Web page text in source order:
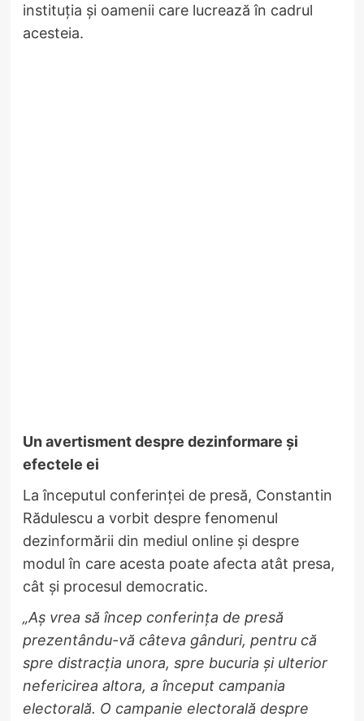
instituția și oamenii care lucrează în cadrul
acesteia.
Un avertisment despre dezinformare și
efectele ei
La începutul conferinței de presă, Constantin
Rădulescu a vorbit despre fenomenul
dezinformării din mediul online și despre
modul în care acesta poate afecta atât presa,
cât și procesul democratic.
„Aș vrea să încep conferința de presă
prezentându-vă câteva gânduri, pentru că
spre distracția unora, spre bucuria și ulterior
nefericirea altora, a început campania
electorală. O campanie electorală despre